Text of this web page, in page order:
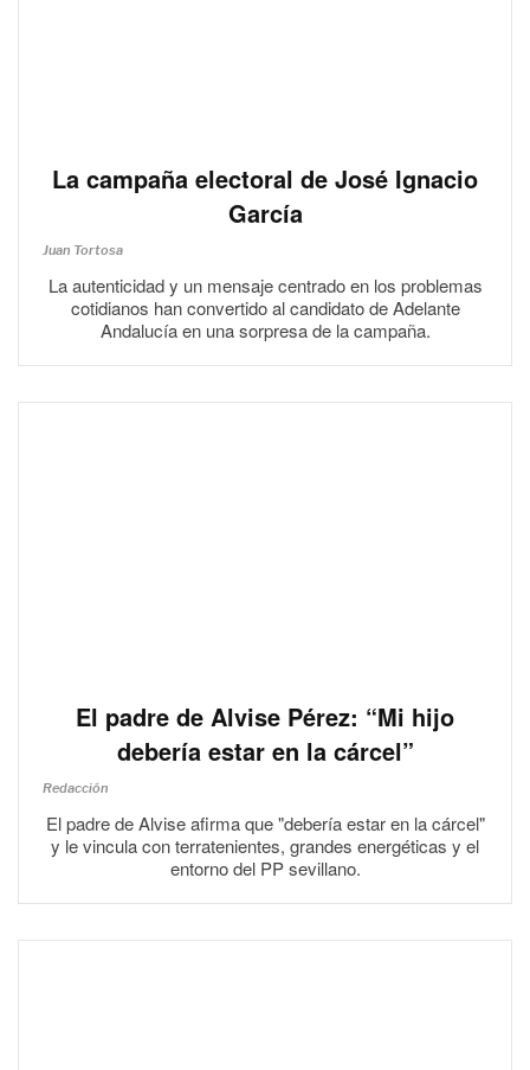
La campaña electoral de José Ignacio
García
Juan Tortosa
La autenticidad y un mensaje centrado en los problemas
cotidianos han convertido al candidato de Adelante
Andalucía en una sorpresa de la campaña.
El padre de Alvise Pérez: “Mi hijo
debería estar en la cárcel”
Redacción
El padre de Alvise afirma que "debería estar en la cárcel"
y le vincula con terratenientes, grandes energéticas y el
entorno del PP sevillano.